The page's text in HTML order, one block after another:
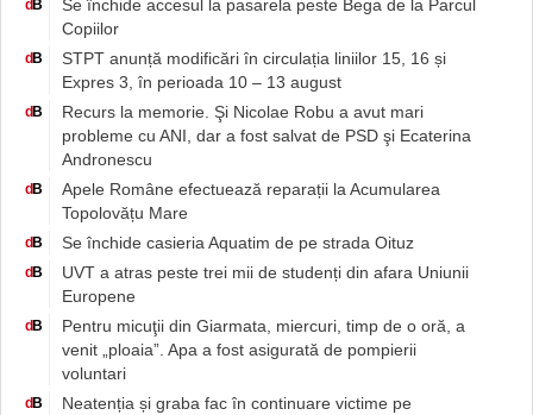
dB
Se închide accesul la pasarela peste Bega de la Parcul
Copiilor
dB
STPT anunță modificări în circulația liniilor 15, 16 și
Expres 3, în perioada 10 – 13 august
dB
Recurs la memorie. Şi Nicolae Robu a avut mari
probleme cu ANI, dar a fost salvat de PSD şi Ecaterina
Andronescu
dB
Apele Române efectuează reparații la Acumularea
Topolovățu Mare
dB Se închide casieria Aquatim de pe strada Oituz
dB
UVT a atras peste trei mii de studenți din afara Uniunii
Europene
dB
Pentru micuţii din Giarmata, miercuri, timp de o oră, a
venit „ploaia”. Apa a fost asigurată de pompierii
voluntari
dB
Neatenția și graba fac în continuare victime pe